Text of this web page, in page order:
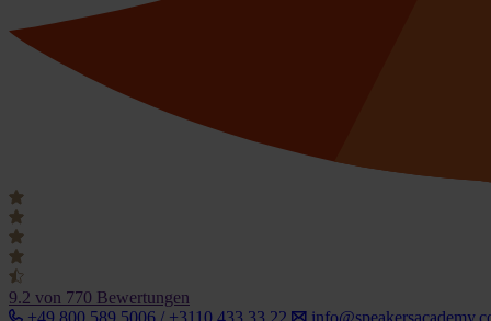
9.2 von 770 Bewertungen
+49 800 589 5006 / +3110 433 33 22